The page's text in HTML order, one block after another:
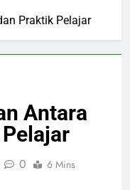
Praktik Pelajar
Antara
0 6 Mins